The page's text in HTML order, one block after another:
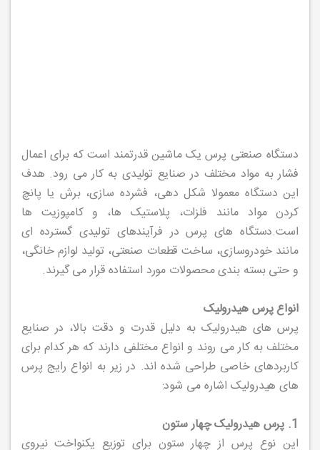
دستگاه صنعتی پرس یک ماشین قدرتمند است که برای اعمال
فشار به مواد مختلف در صنایع تولیدی به کار می رود. هدف
این دستگاه معمولا شکل دهی، فشرده سازی، برش یا پانچ
کردن مواد مانند فلزات، پلاستیک ها، و کامپوزیت ها
است.دستگاه های پرس در فرآیندهای تولیدی گسترده ای
مانند خودروسازی، ساخت قطعات صنعتی، تولید لوازم خانگی،
و حتی بسته بندی محصولات مورد استفاده قرار می گیرند.
انواع پرس هیدرولیک
پرس های هیدرولیک به دلیل قدرت و دقت بالا، در صنایع
مختلف به کار می روند و انواع مختلفی دارند که هر کدام برای
کاربردهای خاصی طراحی شده اند. در زیر به انواع رایج پرس
های هیدرولیک اشاره می شود:
1. پرس هیدرولیک چهار ستون
این نوع پرس از چهار ستون برای توزیع یکنواخت نیروی